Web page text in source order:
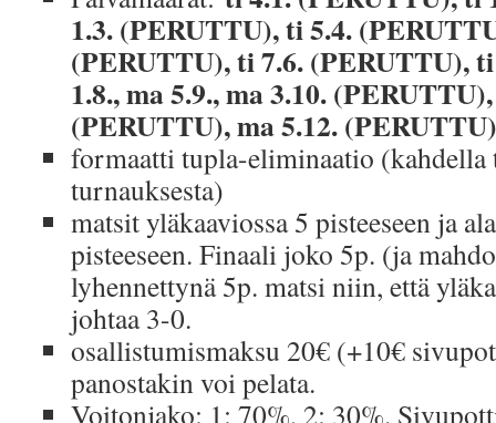
1.3. (PERUTTU), ti 5.4.
(PERUTTU), ti 7.6. (PERUTTU),
1.8., ma 5.9., ma 3.10.
(PERUTTU), ma 5.12. (PERUTTU)
formaatti tupla-eliminaatio (kahdella
turnauksesta)
matsit yläkaaviossa 5 pisteeseen ja
pisteeseen. Finaali joko 5p. (ja
lyhennettynä 5p. matsi niin, että
johtaa 3-0.
osallistumismaksu 20€ (+10€
panostakin voi pelata.
Voitonjako: 1: 70%, 2: 30%.